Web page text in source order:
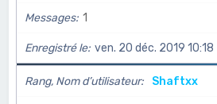
Messages 1
Enregistré le ven. 20 déc. 2019 10:18
Rang, Nom d’utilisateur Shaftxx